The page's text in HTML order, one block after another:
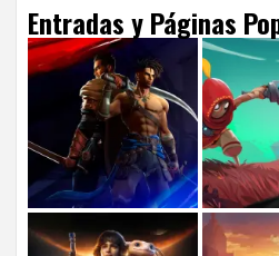
Entradas y Páginas